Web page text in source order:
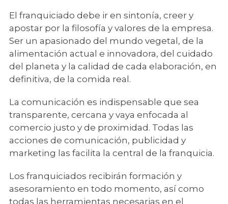
El franquiciado debe ir en sintonía, creer y
apostar por la filosofía y valores de la empresa.
Ser un apasionado del mundo vegetal, de la
alimentación actual e innovadora, del cuidado
del planeta y la calidad de cada elaboración, en
definitiva, de la comida real.
La comunicación es indispensable que sea
transparente, cercana y vaya enfocada al
comercio justo y de proximidad. Todas las
acciones de comunicación, publicidad y
marketing las facilita la central de la franquicia.
Los franquiciados recibirán formación y
asesoramiento en todo momento, así como
todas las herramientas necesarias en el